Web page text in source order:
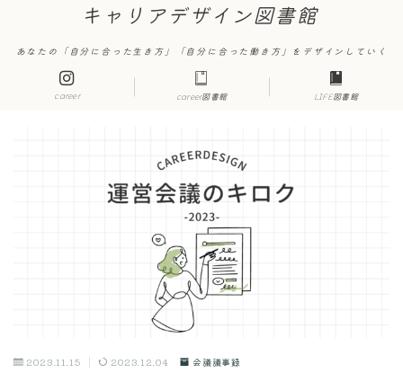
キャリアデザイン図書館
あなたの「自分に合った生き方」「自分に合った働き方」をデザインしていく
career career図書館 LIFE図書館
2023.11.15 2023.12.04 会議議事録